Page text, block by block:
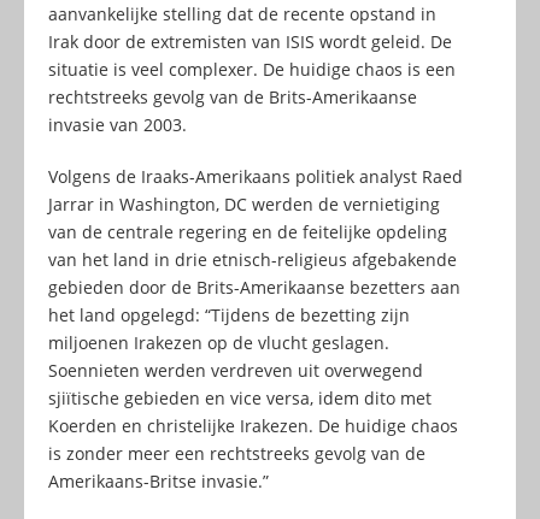
aanvankelijke stelling dat de recente opstand in
Irak door de extremisten van ISIS wordt geleid. De
situatie is veel complexer. De huidige chaos is een
rechtstreeks gevolg van de Brits-Amerikaanse
invasie van 2003.
Volgens de Iraaks-Amerikaans politiek analyst Raed
Jarrar in Washington, DC werden de vernietiging
van de centrale regering en de feitelijke opdeling
van het land in drie etnisch-religieus afgebakende
gebieden door de Brits-Amerikaanse bezetters aan
het land opgelegd: “Tijdens de bezetting zijn
miljoenen Irakezen op de vlucht geslagen.
Soennieten werden verdreven uit overwegend
sjiïtische gebieden en vice versa, idem dito met
Koerden en christelijke Irakezen. De huidige chaos
is zonder meer een rechtstreeks gevolg van de
Amerikaans-Britse invasie.”